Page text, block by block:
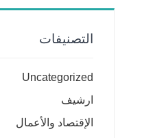
التصنيفات
Uncategorized
ارشيف
الإقتصاد والأعمال